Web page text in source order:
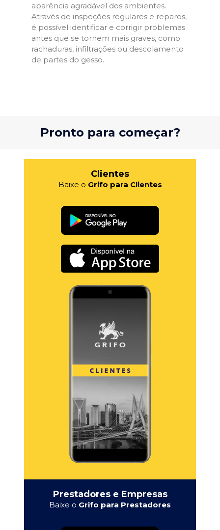
aparência agradável dos ambientes.
Através de inspeções regulares e reparos,
é possível identificar e corrigir problemas
antes que se tornem mais graves, como
rachaduras, infiltrações ou descolamento
de partes do gesso.
Pronto para começar?
Clientes
Baixe o Grifo para Clientes
Prestadores e Empresas
Baixe o Grifo para Prestadores